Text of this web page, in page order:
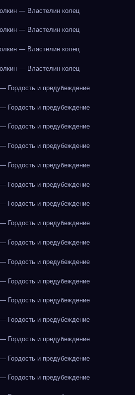
— Властелин колец
— Властелин колец
— Властелин колец
— Властелин колец
Гордость и предубеждение
Гордость и предубеждение
Гордость и предубеждение
Гордость и предубеждение
Гордость и предубеждение
Гордость и предубеждение
Гордость и предубеждение
Гордость и предубеждение
Гордость и предубеждение
Гордость и предубеждение
Гордость и предубеждение
Гордость и предубеждение
Гордость и предубеждение
Гордость и предубеждение
Гордость и предубеждение
Гордость и предубеждение